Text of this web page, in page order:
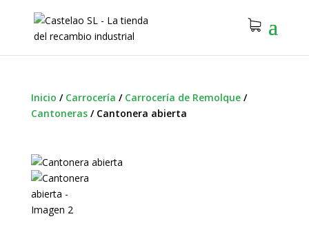
Inicio / Carrocería / Carrocería de Remolque/
Cantoneras/ Cantonera abierta